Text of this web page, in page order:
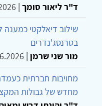
ד"ר ליאור סומך |
שילוב דיאלקטי
בטרנסג'נדרים
מור שני שרמן |
מחויבות חברתית
מחדש של גבולות